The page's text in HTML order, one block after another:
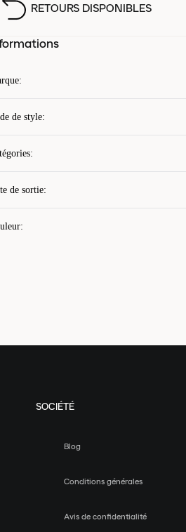
RETOURS DISPONIBLES
:
de style:
:
de sortie:
:
SOCIÉTÉ
Blog
Conditions générales
Avis de confidentialité